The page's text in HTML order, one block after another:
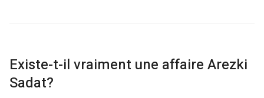
Existe-t-il vraiment une affaire Arezki
Sadat?